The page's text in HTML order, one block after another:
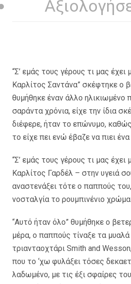
“Σ’ εμάς τους γέρους τι μας έχει
Καρλίτος Σαντάνα” σκέφτηκε ο
θυμήθηκε έναν άλλο ηλικιωμένο
σαράντα χρόνια, είχε την ίδια
διέφερε, ήταν το επώνυμο,
το είχε πει ενώ έβαζε να πιει
“Σ’ εμάς τους γέρους τι μας έχει
Καρλίτος Γαρδέλ – στην υγειά
αναστενάξει τότε ο παππούς
νοσταλγία το ρουμπινένιο
“Αυτό ήταν όλο” θυμήθηκε ο
μέρα, ο παππούς τίναξε τα
τριανταοχτάρι Smith and
που το ‘χω φυλάξει τόσες
λαδωμένο, με τις έξι σφαίρες